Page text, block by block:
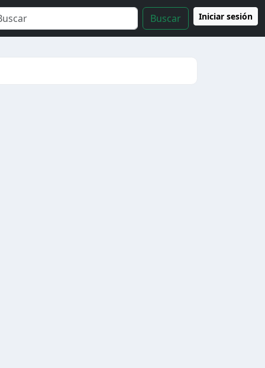
Buscar Iniciar sesión